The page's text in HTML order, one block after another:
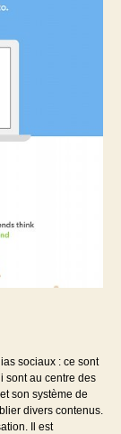
sociaux : ce sont
sont au centre des
son système de
divers contenus.
Il est